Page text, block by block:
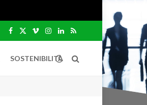
Facebook
X
VimeoInstagram
LinkedIn
RSS
SOSTENIBILITÀ